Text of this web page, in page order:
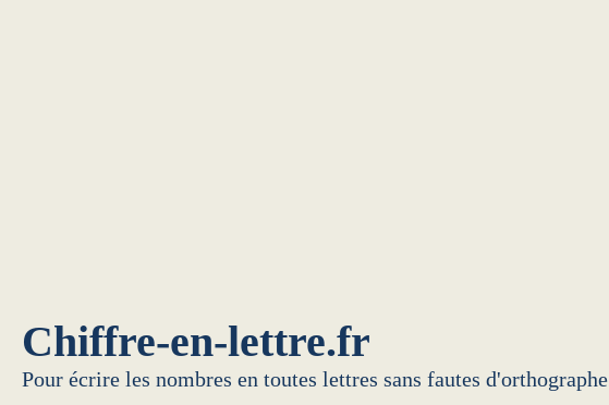
Chiffre-en-lettre.fr
Pour écrire les nombres en toutes lettres sans fautes d'orthographe